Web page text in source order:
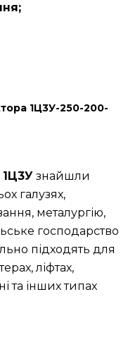
1Ц3У-250-200-
1Ц3У знайшли
галузях,
металургію,
господарство
підходять для
ліфтах,
та інших типах